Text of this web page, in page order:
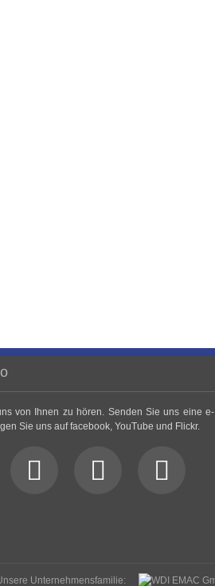
von Ihnen zu hören. Senden Sie uns eine e-
Sie uns auf facebook, YouTube und Flickr.
Unternehmensfamilie: